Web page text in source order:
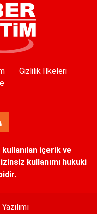
Gizlilik İlkeleri
içerik ve
kullanımı hukuki